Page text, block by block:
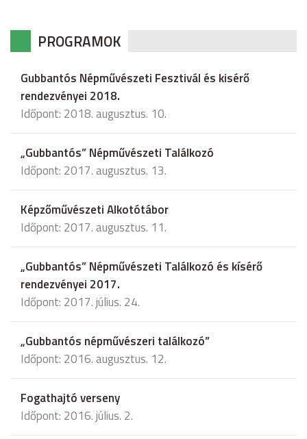
PROGRAMOK
Gubbantós Népművészeti Fesztivál és kisérő
rendezvényei 2018.
Időpont: 2018. augusztus. 10.
„Gubbantós” Népművészeti Találkozó
Időpont: 2017. augusztus. 13.
Képzőművészeti Alkotótábor
Időpont: 2017. augusztus. 11.
„Gubbantós” Népművészeti Találkozó és kísérő
rendezvényei 2017.
Időpont: 2017. július. 24.
„Gubbantós népművészeri találkozó”
Időpont: 2016. augusztus. 12.
Fogathajtó verseny
Időpont: 2016. július. 2.